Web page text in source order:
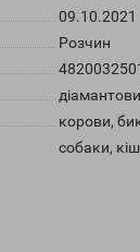
09.10.2021
Розчин
корови,
собаки,